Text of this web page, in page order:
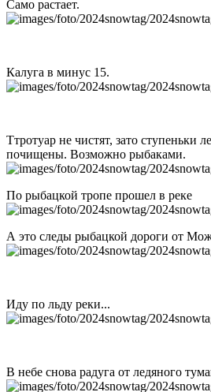
Само растает.
Калуга в минус 15.
Ттротуар не чистят, зато ступеньки
почищены. Возможно рыбаками.
По рыбацкой тропе прошел в реке
А это следы рыбацкой дороги от
Иду по льду реки...
В небе снова радуга от ледяного